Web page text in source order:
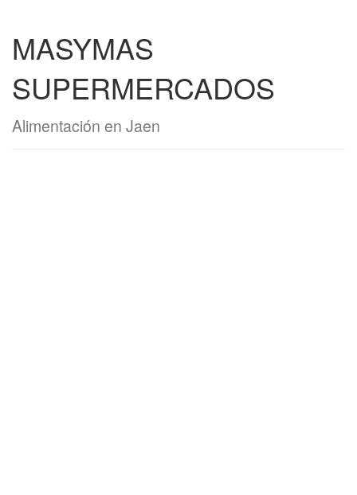
MASYMAS
SUPERMERCADOS
Alimentación en Jaen